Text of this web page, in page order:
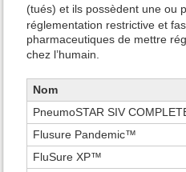
(tués) et ils possèdent une ou
réglementation restrictive et
pharmaceutiques de mettre
chez l’humain.
Nom
PneumoSTAR SIV
Flusure Pandemic™
FluSure XP™